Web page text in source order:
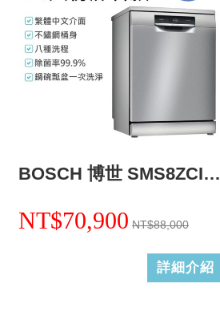
BOSCH 博世 SMS8ZCI00X 8系列沸石獨立式洗碗機+基本安裝 (加Line ID:@ye888)
NT$70,900 NT$88,000
詳細介紹